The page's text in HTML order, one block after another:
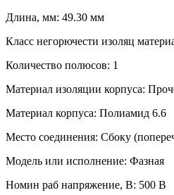
Длина, мм: 49.30 мм
Класс негорючести изоляц
Количество полюсов: 1
Материал изоляции корпуса:
Материал корпуса: Полиамид 6.6
Место соединения: Сбоку
Модель или исполнение: Фазная
Номин раб напряжение, В: 500 В